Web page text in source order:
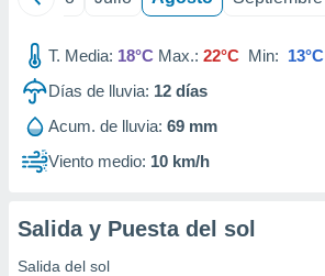
T. Media: 18°C Max.: 22°C Min: 13°C
Días de lluvia: 12 días
Acum. de lluvia: 69 mm
Viento medio: 10 km/h
Salida y Puesta del sol
Salida del sol